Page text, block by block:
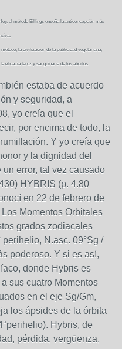
el método Billings enseña la anticoncepción más
la civilización de la publicidad vegetariana,
eficacia feroz y sanguinaria de los abortos.
estaba de acuerdo
y seguridad, a
yo creía que el
por encima de todo, la
Y yo creía que
y la dignidad del
error, tal vez causado
HYBRIS (p. 4.80
en 22 de febrero de
Momentos Orbitales
grados zodiacales
N.asc. 09°Sg /
poderoso. Y si es así,
donde Hybris es
sus cuatro Momentos
en el eje Sg/Gm,
los ápsides de la órbita
Hybris, de
pérdida, vergüenza,